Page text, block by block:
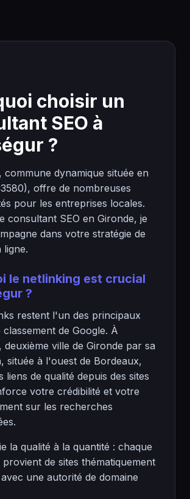
choisir un
SEO à
?
commune dynamique située en
offre de nombreuses
pour les entreprises locales.
consultant SEO en Gironde, je
dans votre stratégie de
ligne.
le netlinking est crucial
?
restent l'un des principaux
de Google. À
deuxième ville de Gironde par sa
située à l'ouest de Bordeaux,
liens de qualité depuis des sites
votre crédibilité et votre
sur les recherches
la qualité à la quantité : chaque
provient de sites thématiquement
une autorité de domaine